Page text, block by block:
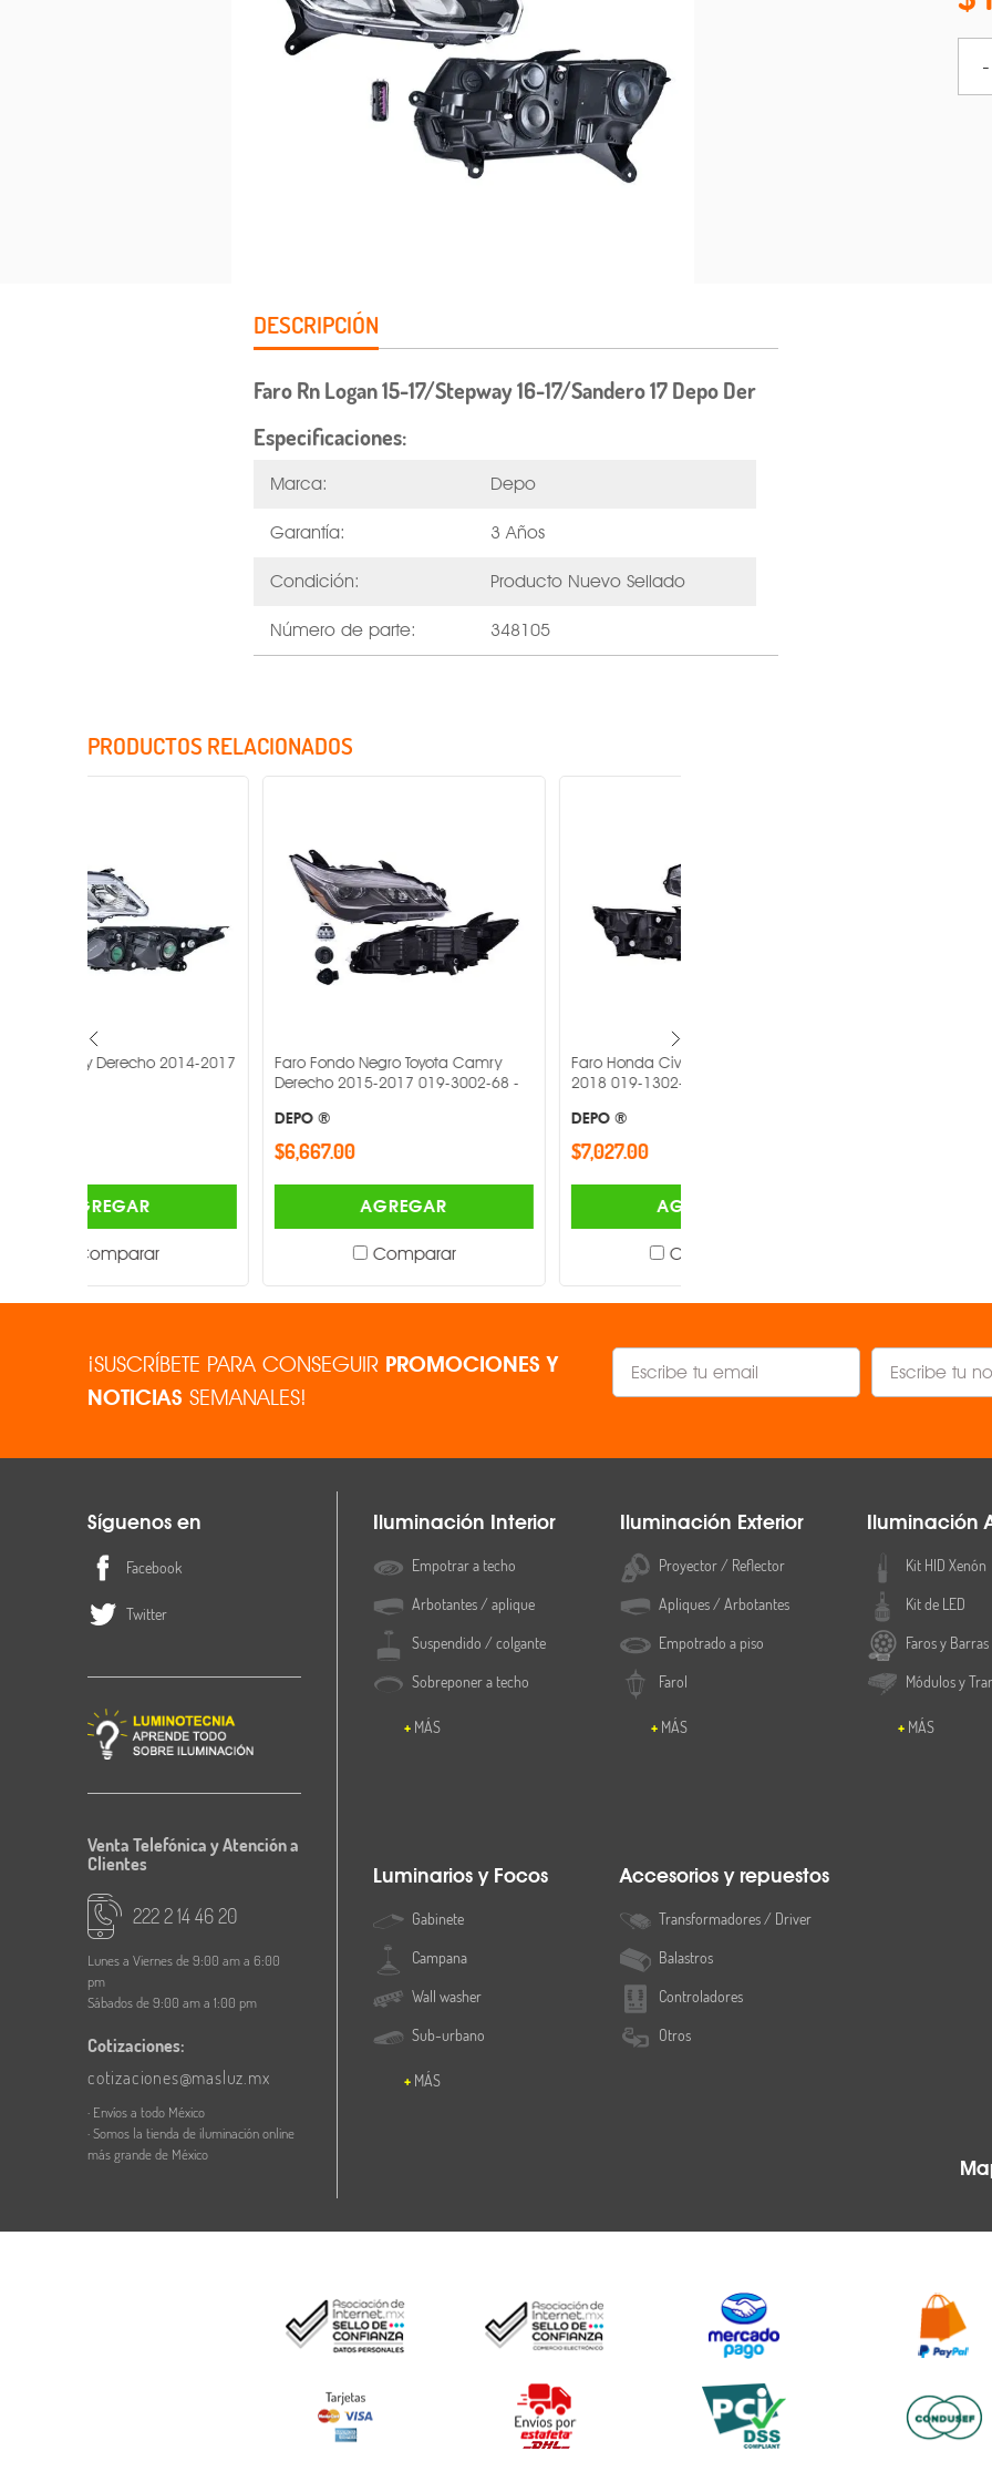
-
DESCRIPCIÓN
Faro Rn Logan 15-17/Stepway 16-17/Sandero 17 Depo Der
Especificaciones:
Marca: Depo
Garantía: 3 Años
Condición: Producto Nuevo Sellado
Número de parte: 348105
PRODUCTOS RELACIONADOS
Faro Fondo Negro Toyota Camry
Derecho 2015-2017 019-3002-68 -
Faro Honda Civic Izquierdo 2017-
2018 019-1302-67 -
¡SUSCRÍBETE PARA CONSEGUIR PROMOCIONES Y
NOTICIAS SEMANALES!
Síguenos en
Facebook
Twitter
Venta Telefónica y Atención a
Clientes
222 2 14 46 20
Lunes a Viernes de 9:00 am a 6:00
pm
Sábados de 9:00 am a 1:00 pm
Cotizaciones:
cotizaciones@masluz.mx
· Envíos a todo México
· Somos la tienda de iluminación online
más grande de México
Iluminación Interior
Empotrar a techo
Arbotantes / aplique
Suspendido / colgante
Sobreponer a techo
MÁS
Iluminación Exterior
Proyector / Reflector
Apliques / Arbotantes
Empotrado a piso
Farol
MÁS
Iluminación
Kit HID Xenón
Kit de LED
Faros y Barras
Módulos y
MÁS
Luminarios y Focos
Gabinete
Campana
Wall washer
Sub-urbano
MÁS
Accesorios y repuestos
Transformadores / Driver
Balastros
Controladores
Otros